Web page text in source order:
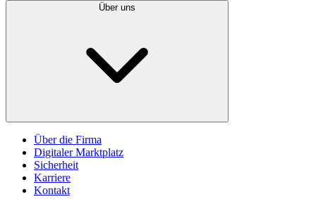
Über uns
Über die Firma
Digitaler Marktplatz
Sicherheit
Karriere
Kontakt